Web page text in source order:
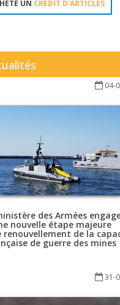
UN CRÉDIT D'ARTICLES
04-
des Armées
nouvelle étape majeure
renouvellement de la
de guerre des mines
31-